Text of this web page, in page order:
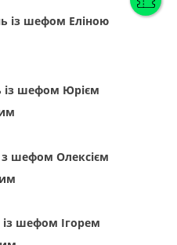
із шефом Еліною
із шефом Юрієм
шефом Олексієм
шефом Ігорем